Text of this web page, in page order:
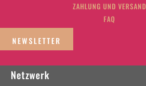
ZAHLUNG UND VERSAND
FAQ
NEWSLETTER
Netzwerk